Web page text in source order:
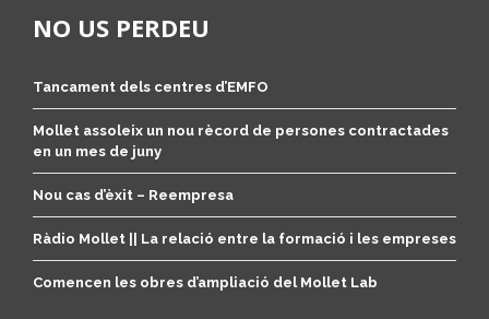
NO US PERDEU
Tancament dels centres d’EMFO
Mollet assoleix un nou rècord de persones contractades
en un mes de juny
Nou cas d’èxit – Reempresa
Ràdio Mollet || La relació entre la formació i les empreses
Comencen les obres d’ampliació del Mollet Lab